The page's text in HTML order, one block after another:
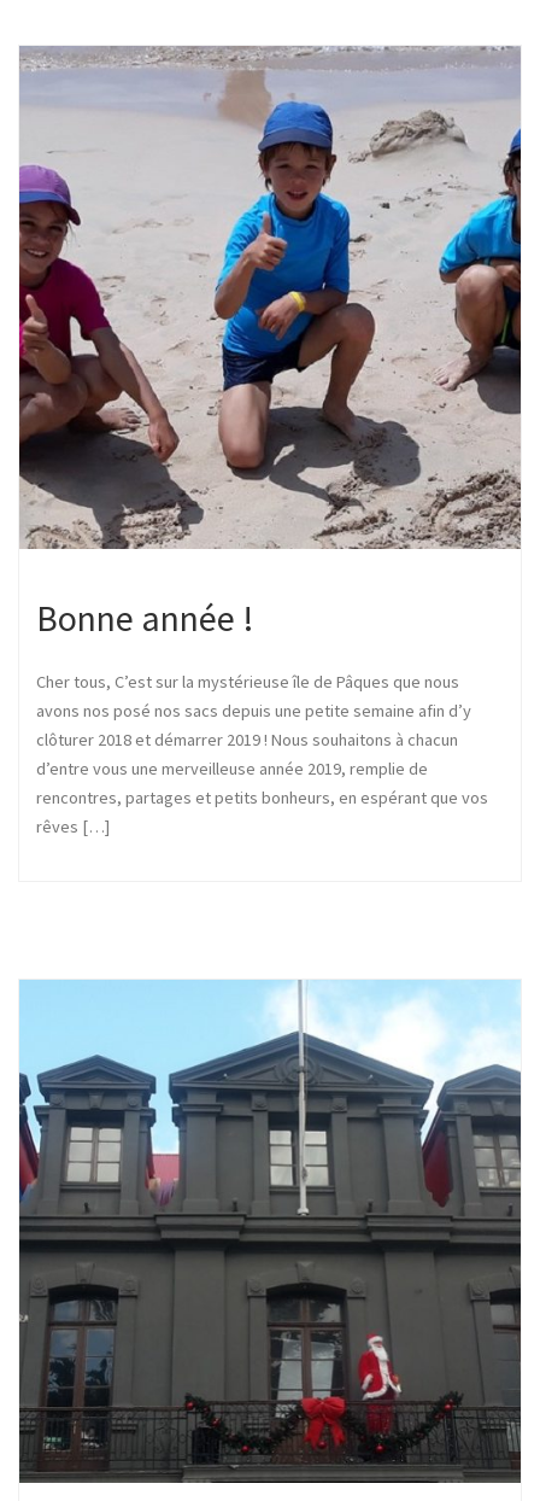
Bonne année !
Cher tous, C’est sur la mystérieuse île de Pâques que nous
avons nos posé nos sacs depuis une petite semaine afin d’y
clôturer 2018 et démarrer 2019 ! Nous souhaitons à chacun
d’entre vous une merveilleuse année 2019, remplie de
rencontres, partages et petits bonheurs, en espérant que vos
rêves […]